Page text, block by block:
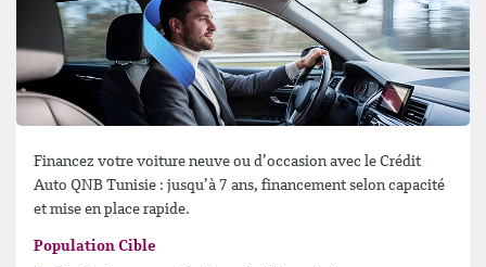
Financez votre voiture neuve ou d’occasion avec le Crédit
Auto QNB Tunisie : jusqu’à 7 ans, financement selon capacité
et mise en place rapide.
Population Cible